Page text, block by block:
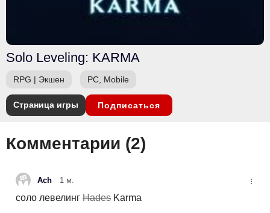
Solo Leveling: KARMA
RPG | Экшен PC, Mobile
Страница игры Подписаться
Комментарии (2)
Ach 1 м.
соло левелинг Hades Karma